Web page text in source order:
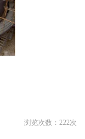
浏览次数： 222次